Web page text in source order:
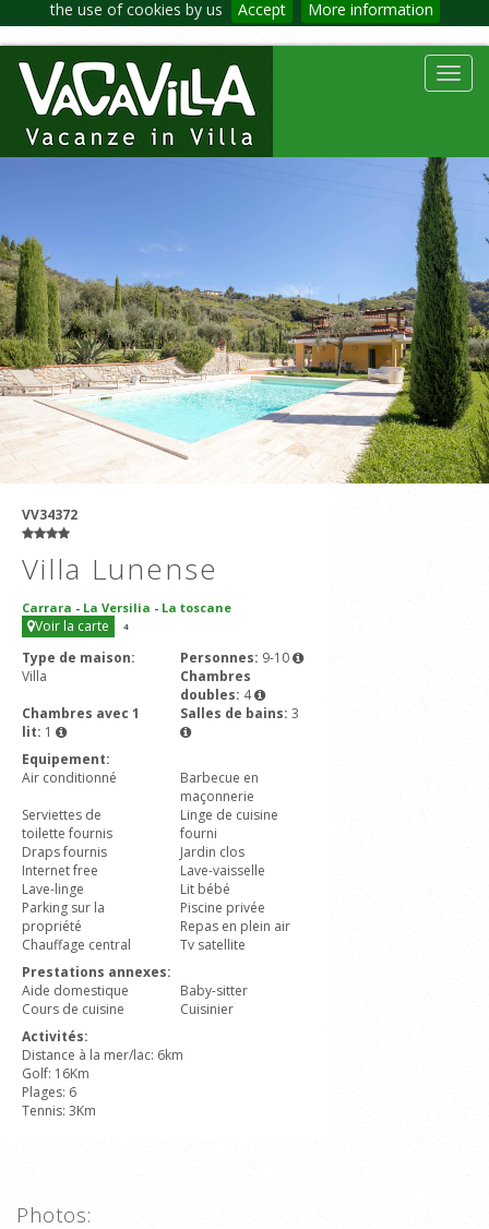
the use of cookies by us Accept More information
VV34372
Villa Lunense
Carrara - La Versilia - La toscane
Voir la carte 4
Type de maison:
Villa
Personnes: 9-10
Chambres
doubles: 4
Chambres avec 1
lit: 1
Salles de bains: 3
Equipement:
Air conditionné
Barbecue en
maçonnerie
Serviettes de
toilette fournis
Linge de cuisine
fourni
Draps fournis
Jardin clos
Internet free
Lave-vaisselle
Lave-linge
Lit bébé
Parking sur la
propriété
Piscine privée
Repas en plein air
Chauffage central
Tv satellite
Prestations annexes:
Aide domestique
Baby-sitter
Cours de cuisine
Cuisinier
Activités:
Distance à la mer/lac: 6km
Golf: 16Km
Plages: 6
Tennis: 3Km
Photos: